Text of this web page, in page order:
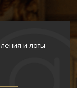
и лоты